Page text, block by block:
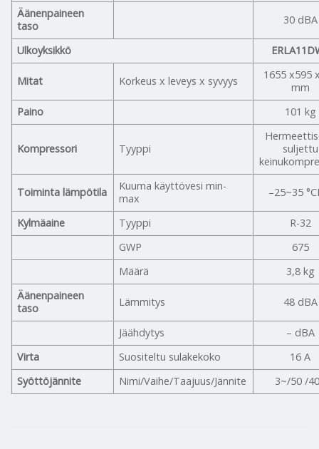
Äänenpaineen
taso
30 dBA
Ulkoyksikkö
Mitat Korkeus x leveys x syvyys
1655 x595
mm
Paino
101 kg
Kompressori Tyyppi
suljettu
Toiminta lämpötila
Kuuma käyttövesi min-
max
–25~35
Kylmäaine Tyyppi
R-32
GWP
675
Määrä
3,8 kg
Äänenpaineen
taso
Lämmitys 48 dBA
Jäähdytys
– dBA
Virta
Suositeltu sulakekoko
16 A
Syöttöjännite
Nimi/Vaihe/Taajuus/Jännite 3~/50 /